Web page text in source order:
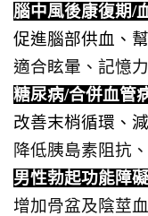
腦中風後康復期/
促進腦部供血、
適合眩暈、記憶
糖尿病/合併血管
改善末梢循環、
降低胰島素阻抗
男性勃起功能障礙
增加骨盆及陰莖